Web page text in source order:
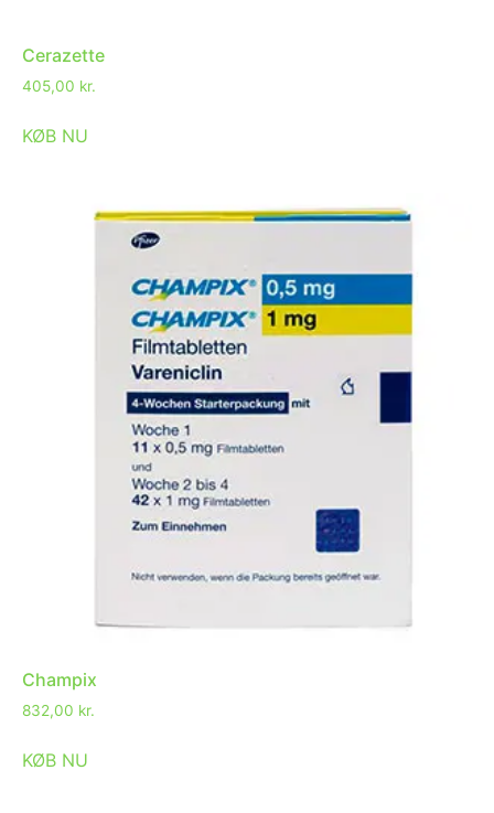
Cerazette
405,00 kr.
KØB NU
Champix
832,00 kr.
KØB NU